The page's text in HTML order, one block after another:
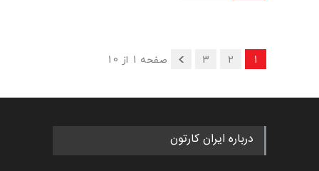
1
2
3 صفحه 1 از 10
درباره ایران کارتون